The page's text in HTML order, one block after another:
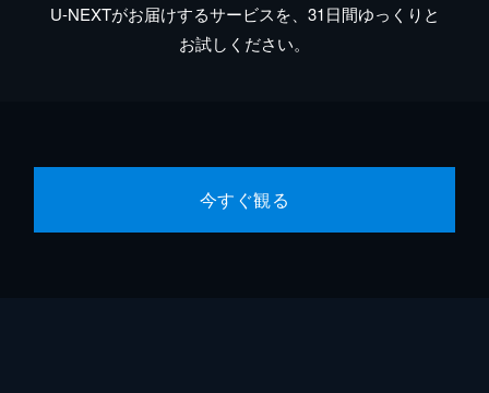
U-NEXTがお届けするサービスを、31日間ゆっくりと
お試しください。
今すぐ観る